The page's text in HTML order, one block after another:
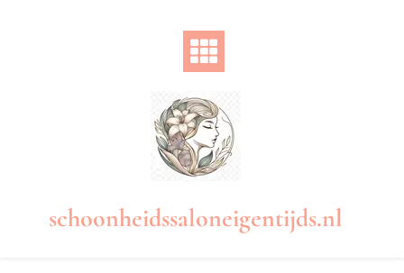
schoonheidssaloneigentijds.nl